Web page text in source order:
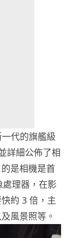
代的旗艦級
詳細公佈了相
是相機是首
理器，在影
約 3 倍，主
風景照等。